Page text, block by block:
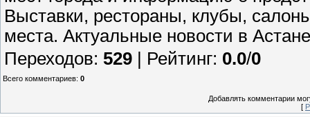
Выставки, рестораны, клубы,
места. Актуальные новости в
Переходов: 529 | Рейтинг: 0.0/0
Всего комментариев: 0
Добавлять комментарии
[